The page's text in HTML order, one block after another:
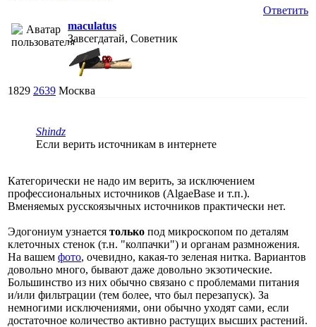
Ответить
maculatus
Завсегдатай, Советник
1829 2639 Москва
Shindz
Если верить источникам в интернете
Категорически не надо им верить, за исключением
профессиональных источников (AlgaeBase и т.п.).
Вменяемых русскоязычных источников практически нет.
Эдогониум узнается только под микроскопом по деталям
клеточных стенок (т.н. "колпачки") и органам размножения.
На вашем фото, очевидно, какая-то зеленая нитка. Вариантов
довольно много, бывают даже довольно экзотические.
Большинство из них обычно связано с проблемами питания
и/или фильтрации (тем более, что был перезапуск). За
немногими исключениями, они обычно уходят сами, если
достаточное количество активно растущих высших растений.